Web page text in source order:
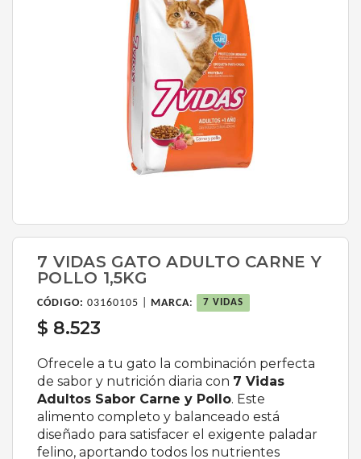
7 VIDAS GATO ADULTO CARNE Y
POLLO 1,5KG
CÓDIGO: 03160105 | MARCA: 7 VIDAS
$ 8.523
Ofrecele a tu gato la combinación perfecta
de sabor y nutrición diaria con 7 Vidas
Adultos Sabor Carne y Pollo. Este
alimento completo y balanceado está
diseñado para satisfacer el exigente paladar
felino, aportando todos los nutrientes